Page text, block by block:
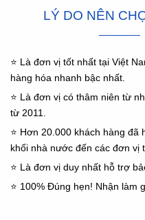
LÝ DO NÊN
⭐ Là đơn vị tốt nhất tại Việt
hàng hóa nhanh bậc nhất.
⭐ Là đơn vị có thâm niên từ
từ 2011.
⭐ Hơn 20.000 khách hàng
khối nhà nước đến các đơn vị
⭐ Là đơn vị duy nhất hỗ trợ
⭐ 100% Đúng hẹn! Nhận làm
Cúp Vinh Danh, Cúp